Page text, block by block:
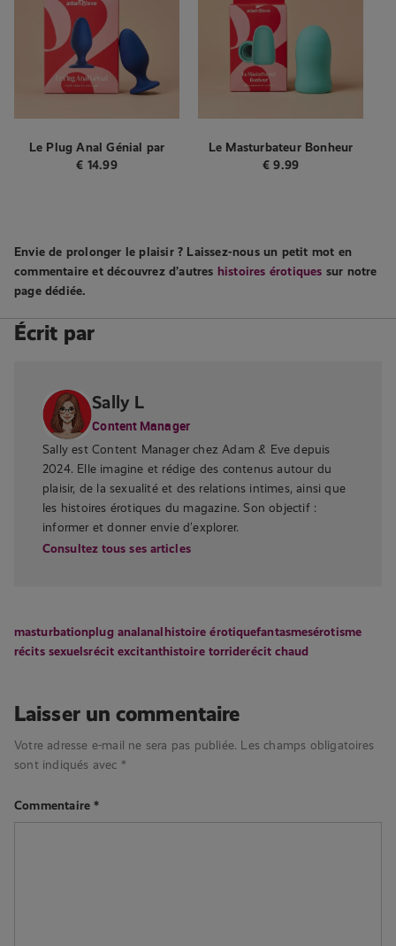
Le Plug Anal Génial par
Adam & Eve - Plug anal -
€ 14.99
Le Masturbateur Bonheur
par Adam & Eve -
€ 9.99
Envie de prolonger le plaisir ? Laissez-nous un petit mot en
commentaire et découvrez d’autres histoires érotiques sur notre
page dédiée.
Écrit par
Sally L
Content Manager
Sally est Content Manager chez Adam & Eve depuis
2024. Elle imagine et rédige des contenus autour du
plaisir, de la sexualité et des relations intimes, ainsi que
les histoires érotiques du magazine. Son objectif :
informer et donner envie d’explorer.
Consultez tous ses articles
masturbationplug analanalhistoire érotiquefantasmesérotisme
récits sexuelsrécit excitanthistoire torriderécit chaud
Laisser un commentaire
Votre adresse e-mail ne sera pas publiée. Les champs obligatoires
sont indiqués avec *
Commentaire*